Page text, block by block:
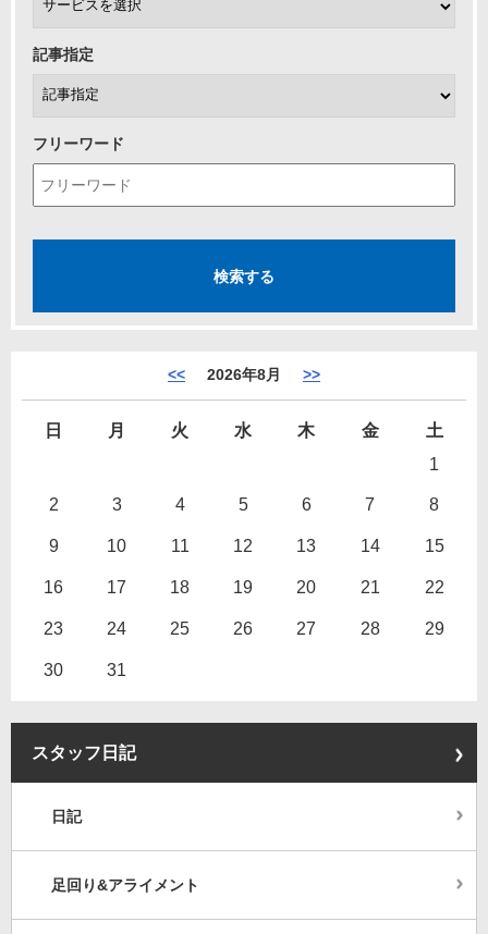
記事指定
フリーワード
<< 2026年8月 >>
日 月 火 水 木 金
土
1
2 3 4 5 6 7 8
9 10 11 12 13 14 15
16 17 18 19 20 21 22
23 24 25 26 27 28 29
30 31
スタッフ日記
日記
足回り&アライメント